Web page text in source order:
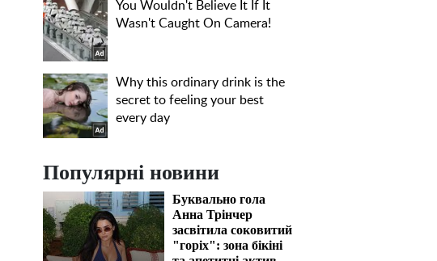
Популярні новини
Буквально гола
Анна Трінчер
засвітила соковитий
"горіх": зона бікіні